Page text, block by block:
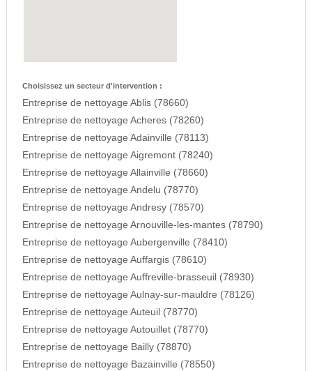
Choisissez un secteur d'intervention :
Entreprise de nettoyage Ablis (78660)
Entreprise de nettoyage Acheres (78260)
Entreprise de nettoyage Adainville (78113)
Entreprise de nettoyage Aigremont (78240)
Entreprise de nettoyage Allainville (78660)
Entreprise de nettoyage Andelu (78770)
Entreprise de nettoyage Andresy (78570)
Entreprise de nettoyage Arnouville-les-mantes (78790)
Entreprise de nettoyage Aubergenville (78410)
Entreprise de nettoyage Auffargis (78610)
Entreprise de nettoyage Auffreville-brasseuil (78930)
Entreprise de nettoyage Aulnay-sur-mauldre (78126)
Entreprise de nettoyage Auteuil (78770)
Entreprise de nettoyage Autouillet (78770)
Entreprise de nettoyage Bailly (78870)
Entreprise de nettoyage Bazainville (78550)